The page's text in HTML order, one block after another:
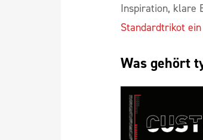
Inspiration, klare
Standardtrikot
Was gehört